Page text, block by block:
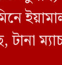
টানা